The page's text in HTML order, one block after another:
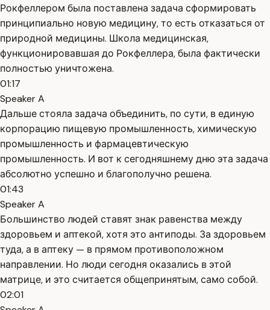
Рокфеллером была поставлена задача сформировать
принципиально новую медицину, то есть отказаться от
природной медицины. Школа медицинская,
функционировавшая до Рокфеллера, была фактически
полностью уничтожена.
01:17
Speaker A
Дальше стояла задача объединить, по сути, в единую
корпорацию пищевую промышленность, химическую
промышленность и фармацевтическую
промышленность. И вот к сегодняшнему дню эта задача
абсолютно успешно и благополучно решена.
01:43
Speaker A
Большинство людей ставят знак равенства между
здоровьем и аптекой, хотя это антиподы. За здоровьем
туда, а в аптеку — в прямом противоположном
направлении. Но люди сегодня оказались в этой
матрице, и это считается общепринятым, само собой.
02:01